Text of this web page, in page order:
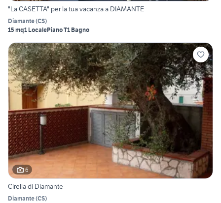
"La CASETTA" per la tua vacanza a DIAMANTE
Diamante(CS)
15 mq1 LocalePiano T1 Bagno
6
Cirella di Diamante
Diamante(CS)